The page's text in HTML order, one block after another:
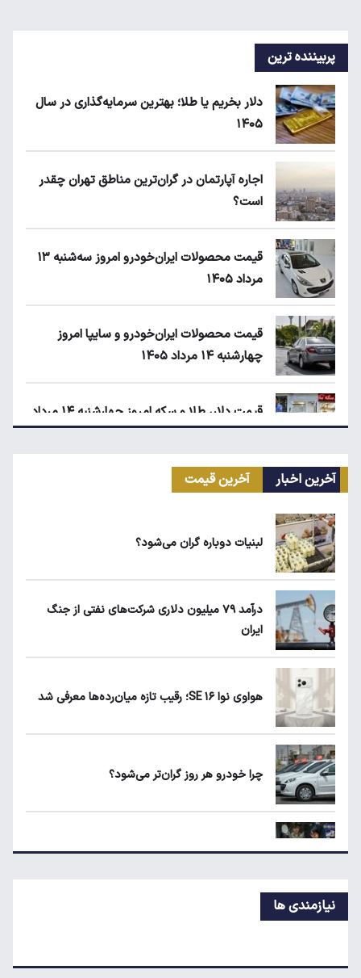
پربیننده ترین
دلار بخریم یا طلا؛ بهترین سرمایه‌گذاری در سال
۱۴۰۵
اجاره آپارتمان در گران‌ترین مناطق تهران چقدر
است؟
قیمت محصولات ایران‌خودرو امروز سه‌شنبه ۱۳
مرداد ۱۴۰۵
قیمت محصولات ایران‌خودرو و سایپا امروز
چهارشنبه ۱۴ مرداد ۱۴۰۵
قیمت دلار، طلا و سکه امروز چهارشنبه ۱۴ مرداد
۱۴۰۵
زمان شارژ کالابرگ با رقم آخر کد ملی صفر تا ۲
چرا خودرو هر روز گران‌تر می‌شود؟
آخرین اخبار آخرین قیمت
لبنیات دوباره گران می‌شود؟
درآمد ۷۹ میلیون دلاری شرکت‌های نفتی از جنگ
ایران
هواوی نوا ۱۶ SE؛ رقیب تازه میان‌رده‌ها معرفی شد
چرا خودرو هر روز گران‌تر می‌شود؟
قیمت جدید تخم‌مرغ در بازار
نیازمندی ها